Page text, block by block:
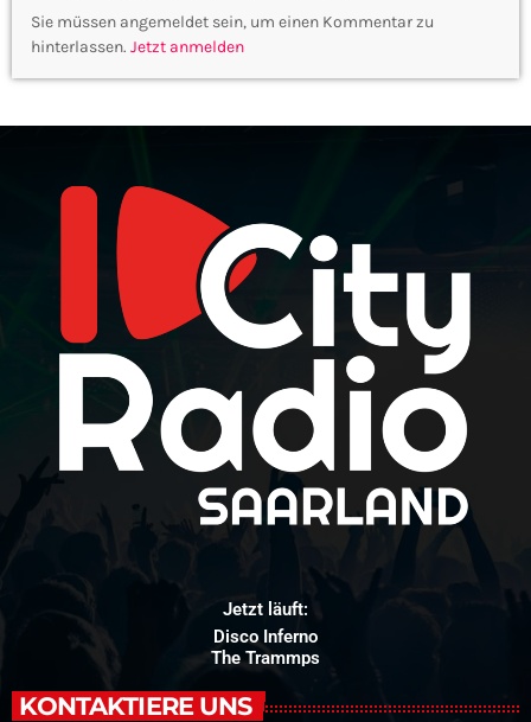
Sie müssen angemeldet sein, um einen Kommentar zu
hinterlassen. Jetzt anmelden
Jetzt läuft:
Disco Inferno
The Trammps
KONTAKTIERE UNS